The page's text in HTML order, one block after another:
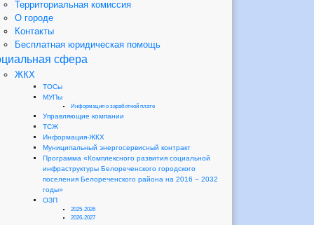
Территориальная комиссия
О городе
Контакты
Бесплатная юридическая помощь
сфера
ЖКХ
ТОСы
МУПы
Информация о заработной плате
Управляющие компании
ТСЖ
Информация-ЖКХ
Муниципальный энергосервисный контракт
Программа «Комплексного развития социальной
инфраструктуры Белореченского городского
поселения Белореченского района на 2016 – 2032
годы»
ОЗП
2025-2026
2026-2027